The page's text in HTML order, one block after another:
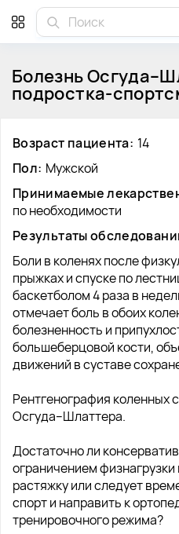
Болезнь
подростка-
Возраст пациента: 14
Пол: Мужской
Принимаемые
по необходимости
Результаты
Боли в коленях после
прыжках и спуске по
баскетболом 4 раза в
отмечает боль в обоих
болезненность и
большеберцовой кости,
движений в суставе
Рентгенография коленных
Осгуда–Шлаттера.
Достаточно ли
ограничением
растяжку или следует
спорт и направить к
тренировочного режима?